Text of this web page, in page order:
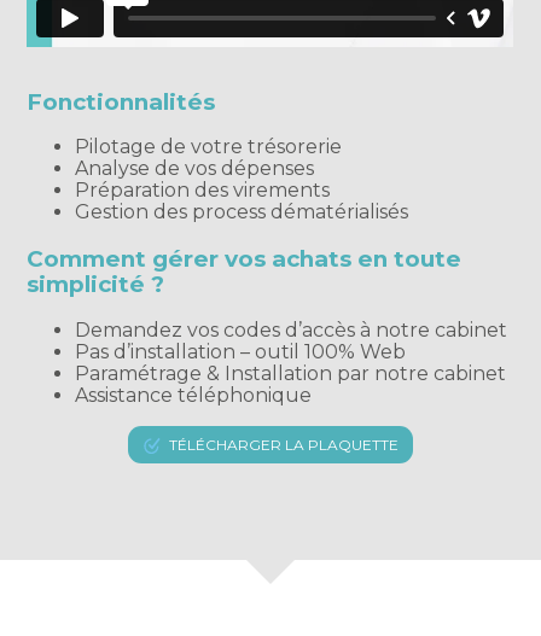
Fonctionnalités
Pilotage de votre trésorerie
Analyse de vos dépenses
Préparation des virements
Gestion des process dématérialisés
Comment gérer vos achats en toute
simplicité ?
Demandez vos codes d’accès à notre cabinet
Pas d’installation – outil 100% Web
Paramétrage & Installation par notre cabinet
Assistance téléphonique
TÉLÉCHARGER LA PLAQUETTE